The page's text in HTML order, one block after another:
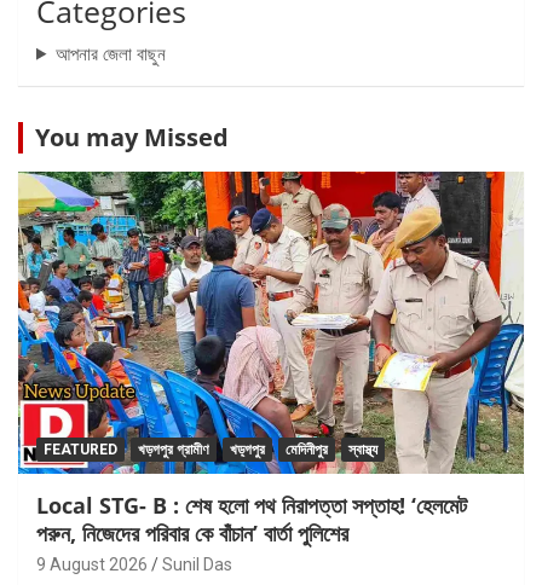
Categories
আপনার জেলা বাছুন
You may Missed
FEATURED খড়গপুর গ্রামীণ খড়্গপুর মেদিনীপুর স্বাস্থ্য
Local STG- B : শেষ হলো পথ নিরাপত্তা সপ্তাহ! ‘হেলমেট
পরুন, নিজেদের পরিবার কে বাঁচান’ বার্তা পুলিশের
9 August 2026 Sunil Das